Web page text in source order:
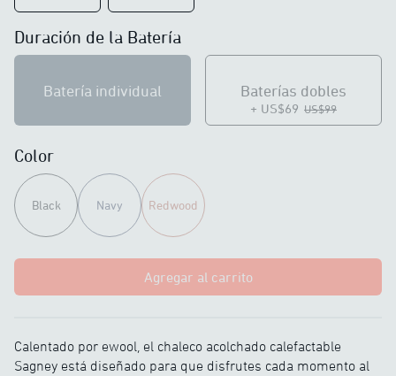
Duración de la Batería
Batería individual Baterías dobles
+ US$69 US$99
Color
Black Navy Redwood
Agregar al carrito
Calentado por ewool, el chaleco acolchado calefactable
Sagney está diseñado para que disfrutes cada momento al